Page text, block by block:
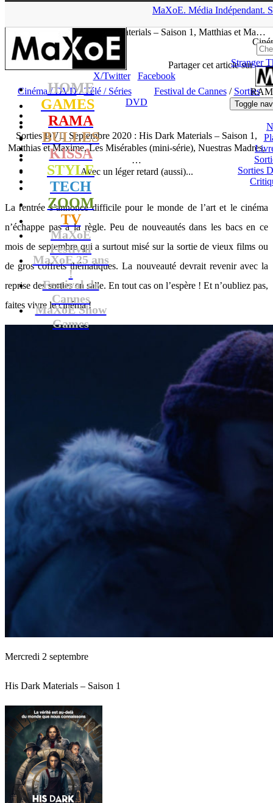
MaXoE. Média Indépendant.
HOME
GAMES
RAMA
BULLES
KISSA
STYLE
TECH
ZOOM
TV
MaXoE
Festival
MaXoE 25 ans
!
Festival de
Cannes
MaXoE Show
Games
Ciné
Stranger
Toggle
Sorties
Septembre 2020 : His Dark Materials – Saison 1, Matthias et Ma…
Partager cet article sur
X/Twitter
Facebook
Cinéma / DVD/Télé / Séries Festival de Cannes/ Sorties
DVD
Sorties DVD Septembre 2020 : His Dark Materials – Saison 1,
Matthias et Maxime, Les Misérables (mini-série), Nuestras Madres,
…
Avec un léger retard (aussi)...
La rentrée s’annonce difficile pour le monde de l’art et le cinéma
n’échappe pas à la règle. Peu de nouveautés dans les bacs en ce
mois de septembre qui a surtout misé sur la sortie de vieux films ou
de gros coffrets thématiques. La nouveauté devrait revenir avec la
reprise des sorties en salle. En tout cas on l’espère ! Et n’oubliez pas,
faites vivre le cinéma !
Mercredi 2 septembre
His Dark Materials – Saison 1